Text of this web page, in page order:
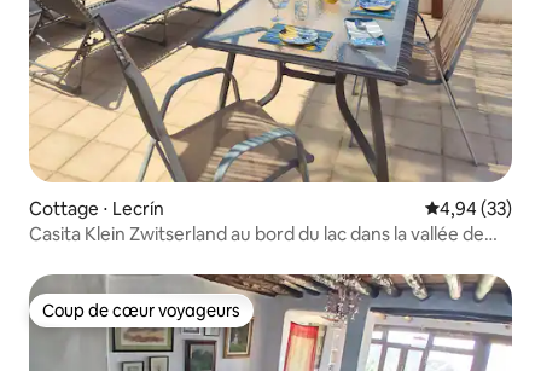
Cottage ⋅ Lecrín Évaluation
4,94 (33)
Casita Klein Zwitserland au bord du lac dans la vallée de
Coup de cœur voyageurs
Coup de cœur voyageurs